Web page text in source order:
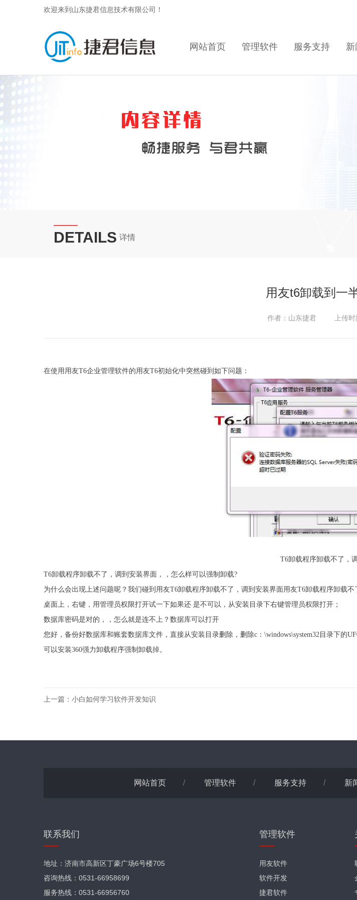
欢迎来到山东捷君信息技术有限公司！
网站首页 管理软件 服务支持
DETAILS 详情
用友t6卸载到一
作者：山东捷君 上传时
在使用用友T6企业管理软件的用友T6初始化中突然碰到如下问题：
T6卸载程序卸载不了，
T6卸载程序卸载不了，调到安装界面，，怎么样可以强制卸载?
为什么会出现上述问题呢？我们碰到用友T6卸载程序卸载不了，调到安装界面用友T6卸载程序卸载
桌面上，右键，用管理员权限打开试一下如果还 是不可以，从安装目录下右键管理员权限打开；
数据库密码是对的，，怎么就是连不上？数据库可以打开
您好，备份好数据库和账套数据库文件，直接从安装目录删除，删除c：\windows\system32目录下的
可以安装360强力卸载程序强制卸载掉。
上一篇： 小白如何学习软件开发知识
网站首页 / 管理软件 / 服务支持 / 新
联系我们
地址：济南市高新区丁豪广场6号楼705
咨询热线：0531-66958699
服务热线：0531-66956760
管理软件
用友软件
软件开发
捷君软件